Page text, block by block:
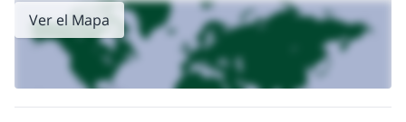
Ver el Mapa